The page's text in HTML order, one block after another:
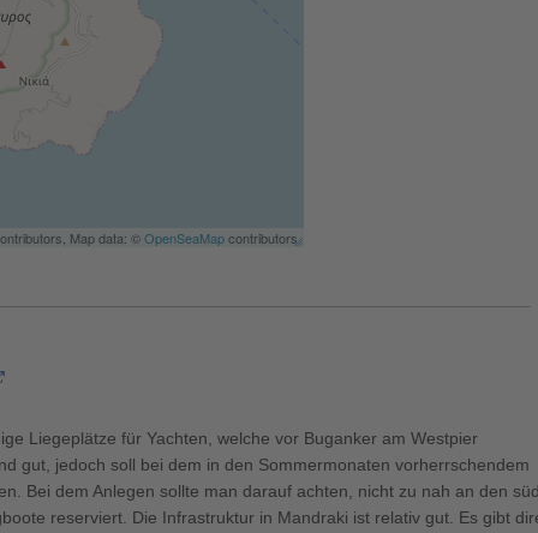
Map data: ©OpenSeaMapcontributors
Liegeplätze für Yachten, welche vor Buganker am Westpier
gut, jedoch soll bei dem in den Sommermonaten vorherrschendem
Bei dem Anlegen sollte man darauf achten, nicht zu nah an den
reserviert. Die Infrastruktur in Mandraki ist relativ gut. Es gibt